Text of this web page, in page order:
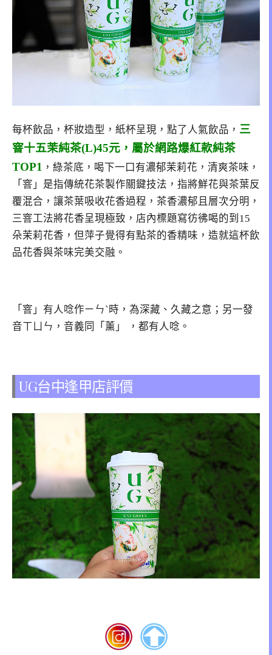
每杯飲品，杯妝造型，紙杯呈現，點了人氣飲品， 三
窨十五茉純茶(L)45元 ，屬於網路爆紅款純茶
TOP1 ，綠茶底，喝下一口有濃郁茉莉花，清爽茶味，
「窨」是指傳統花茶製作關鍵技法，指將鮮花與茶葉反
覆混合，讓茶葉吸收花香過程，茶香濃郁且層次分明，
三窨工法將花香呈現極致，店內標題寫彷彿喝的到15
朵茉莉花香，但萍子覺得有點茶的香精味，造就這杯飲
品花香與茶味完美交融。
「窨」有人唸作ㄧㄣˋ時，為深藏、久藏之意；另一發
音ㄒㄩㄣ，音義同「薰」 ，都有人唸。
UG台中逢甲店評價